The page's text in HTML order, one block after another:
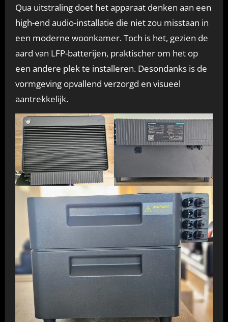
Qua uitstraling doet het apparaat denken aan een
high-end audio-installatie die niet zou misstaan in
een moderne woonkamer. Toch is het, gezien de
aard van LFP-batterijen, praktischer om het op
een andere plek te installeren. Desondanks is de
vormgeving opvallend verzorgd en visueel
aantrekkelijk.